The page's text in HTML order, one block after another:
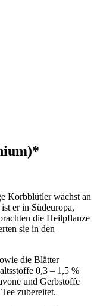
Korbblütler wächst an
er in Südeuropa,
die Heilpflanze
sie in den
die Blätter
0,3 – 1,5 %
und Gerbstoffe
zubereitet.